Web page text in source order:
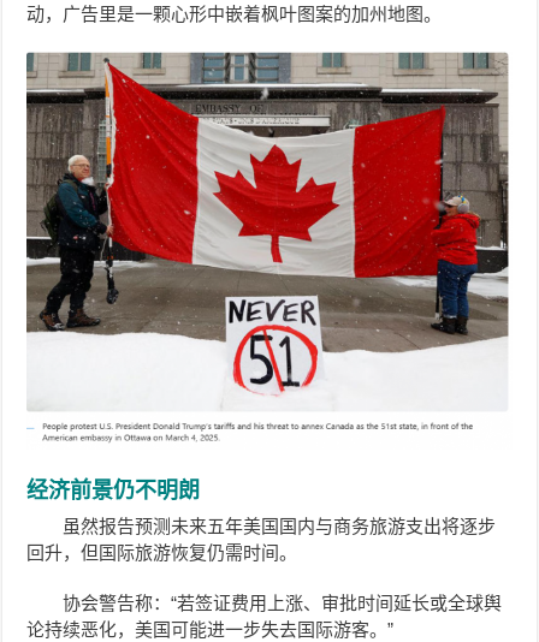
动，广告里是一颗心形中嵌着枫叶图案的加州地图。
经济前景仍不明朗
虽然报告预测未来五年美国国内与商务旅游支出将逐步
回升，但国际旅游恢复仍需时间。
协会警告称：“若签证费用上涨、审批时间延长或全球舆
论持续恶化，美国可能进一步失去国际游客。”